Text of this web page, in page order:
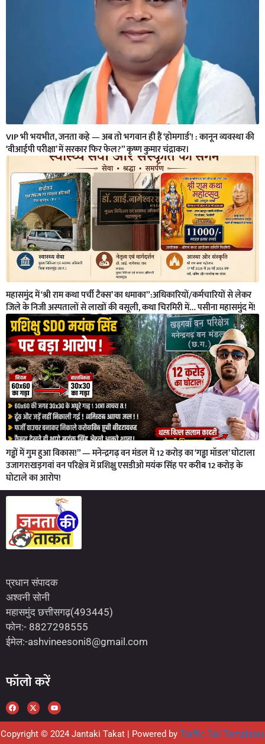
VIP भी भयभीत, जनता कहे — अब तो भगवान ही हैं ‘होमगार्ड’! : कानून व्यवस्था की
‘वीआईपी परीक्षा’ में सरकार फिर फेल?” कृष्ण कुमार चंद्राकर।
महासमुंद में ‘श्री राम कथा पर्ची टैक्स’ का धमाका”:अधिकारियों/कर्मचारियों से लेकर
जिले के निजी अस्पतालों से लाखों की वसूली, कथा चिरमिरी में… पसीना महासमुंद में!
गड्ढों में गुम हुआ विकास!” — मनेन्द्रगढ़ वन मंडल में 12 करोड़ का ‘गड्ढा मॉडल’ घोटाला
उजागर!खड़गवां वन परिक्षेत्र में प्रशिक्षु एसडीओ मयंक सिंह पर करीब 12 करोड़ के
घोटाले का आरोप!
प्रधान संपादक
अश्वनी सोनी
महासमुंद छत्तीसगढ़(493445)
फोन:- 8827298555
ईमेल:-ashvineesoni8@gmail.com
फॉलो करें
Copyright © 2024 Jantaki Takat | Powered by Traffic Tail Templates